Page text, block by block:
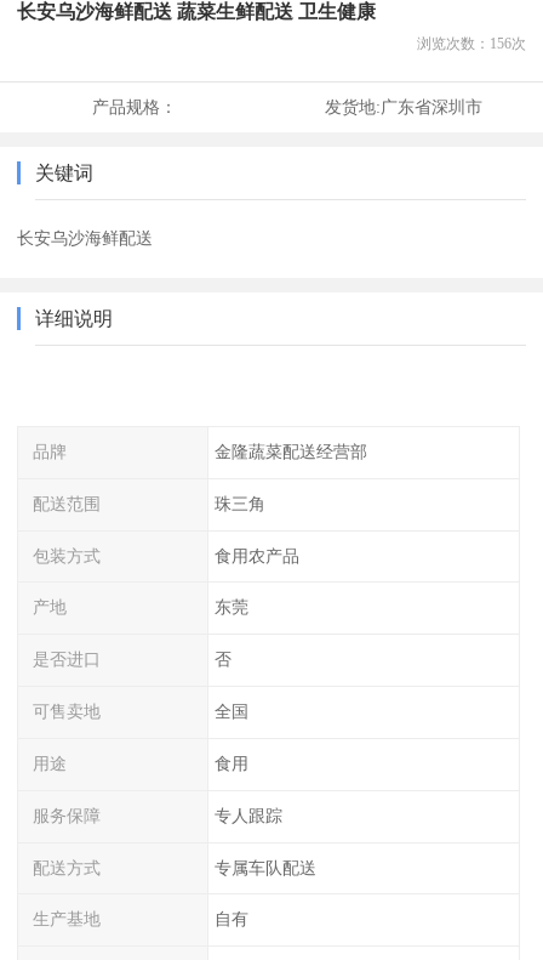
长安乌沙海鲜配送 蔬菜生鲜配送 卫生健康
浏览次数： 156次
产品规格： 发货地:广东省深圳市
关键词
长安乌沙海鲜配送
详细说明
品牌 金隆蔬菜配送经营部
配送范围 珠三角
包装方式 食用农产品
产地 东莞
是否进口 否
可售卖地 全国
用途 食用
服务保障 专人跟踪
配送方式 专属车队配送
生产基地 自有